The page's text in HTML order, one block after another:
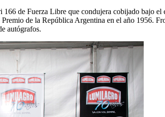
166 de Fuerza Libre que condujera cobijado bajo
de la República Argentina en el año 1956.
autógrafos.